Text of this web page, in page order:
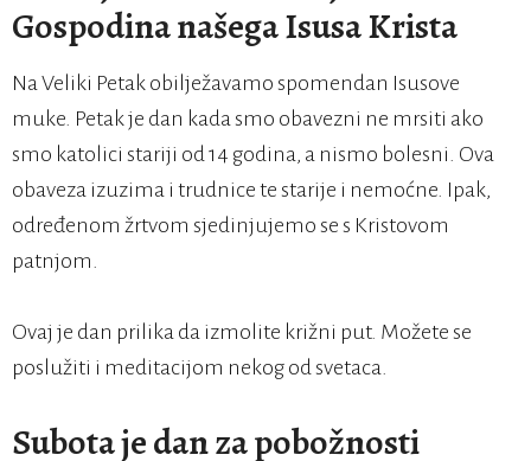
Gospodina našega Isusa Krista
Na Veliki Petak obilježavamo spomendan Isusove
muke. Petak je dan kada smo obavezni ne mrsiti ako
smo katolici stariji od 14 godina, a nismo bolesni. Ova
obaveza izuzima i trudnice te starije i nemoćne. Ipak,
određenom žrtvom sjedinjujemo se s Kristovom
patnjom.
Ovaj je dan prilika da izmolite križni put. Možete se
poslužiti i meditacijom nekog od svetaca.
Subota je dan za pobožnosti